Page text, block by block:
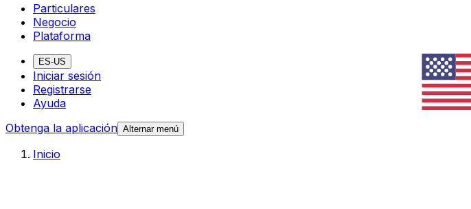
Particulares
Negocio
Plataforma
ES-US
Iniciar sesión
Registrarse
Ayuda
Obtenga la aplicación Alternar menú
Inicio